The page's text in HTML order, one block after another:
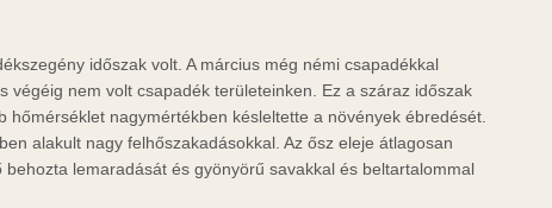
időszak volt. A március még némi csapadékkal
végéig nem volt csapadék területeinken. Ez a száraz időszak
hőmérséklet nagymértékben késleltette a növények ébredését.
alakult nagy felhőszakadásokkal. Az ősz eleje átlagosan
lemaradását és gyönyörű savakkal és beltartalommal